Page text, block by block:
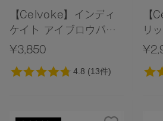
【Celvoke】インディ
ケイト アイブロウパウ
ダー 09
¥3,850
【
リ
フ